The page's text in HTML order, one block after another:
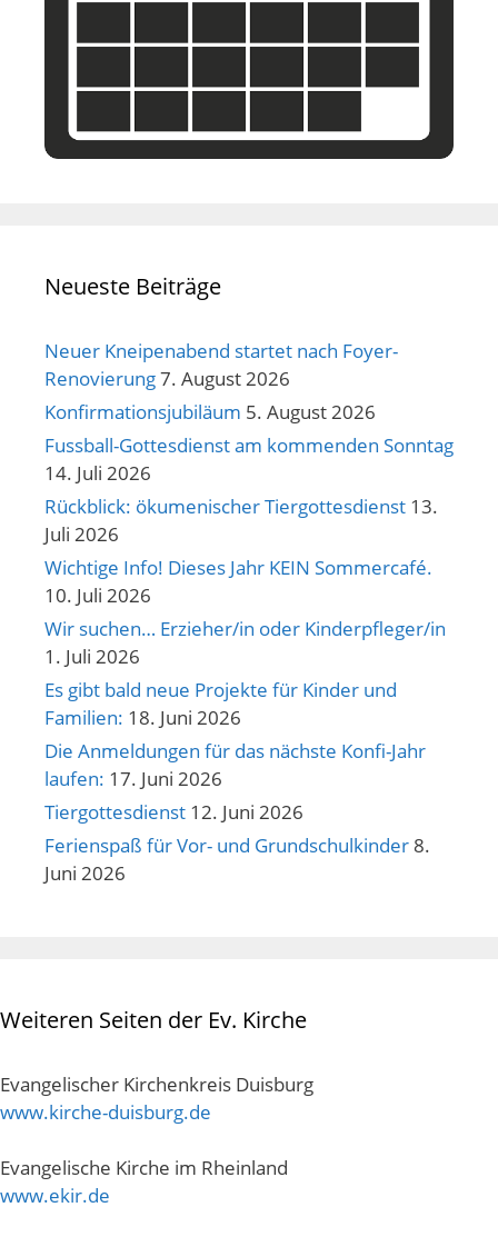
Neueste Beiträge
Neuer Kneipenabend startet nach Foyer-
Renovierung7. August 2026
Konfirmationsjubiläum 5. August 2026
Fussball-Gottesdienst am kommenden Sonntag
14. Juli 2026
Rückblick: ökumenischer Tiergottesdienst 13.
Juli 2026
Wichtige Info! Dieses Jahr KEIN Sommercafé.
10. Juli 2026
Wir suchen… Erzieher/in oder Kinderpfleger/in
1. Juli 2026
Es gibt bald neue Projekte für Kinder und
Familien: 18. Juni 2026
Die Anmeldungen für das nächste Konfi-Jahr
laufen: 17. Juni 2026
Tiergottesdienst 12. Juni 2026
Ferienspaß für Vor- und Grundschulkinder 8.
Juni 2026
Weiteren Seiten der Ev. Kirche
Evangelischer Kirchenkreis Duisburg
www.kirche-duisburg.de
Evangelische Kirche im Rheinland
www.ekir.de